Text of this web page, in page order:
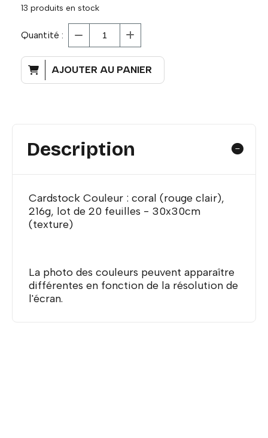
13 produits en stock
Quantité :
AJOUTER AU PANIER
Description
Cardstock Couleur : coral (rouge clair),
216g, lot de 20 feuilles - 30x30cm
(texture)
La photo des couleurs peuvent apparaître
différentes en fonction de la résolution de
l'écran.